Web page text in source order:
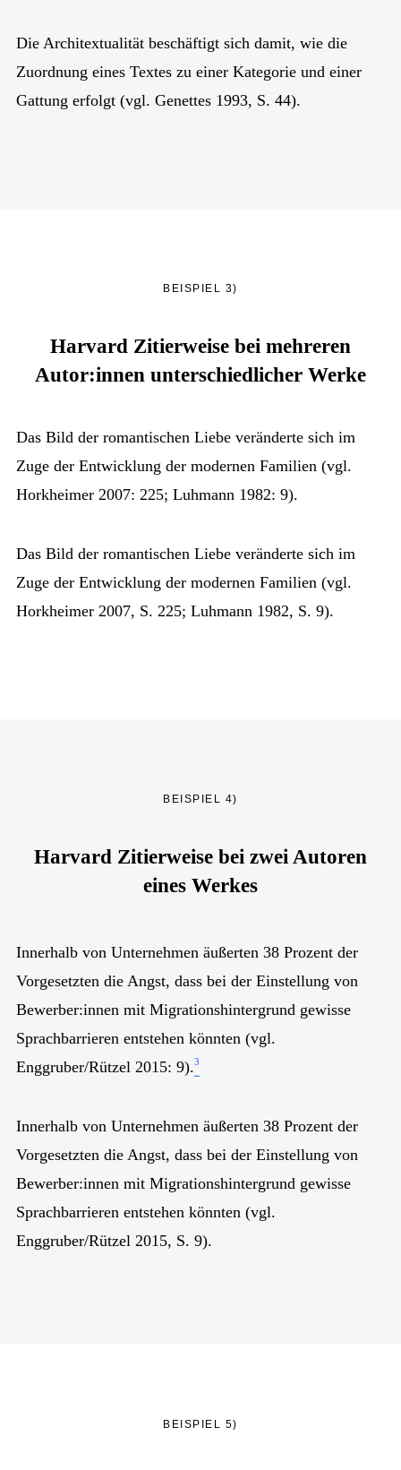
Die Architextualität beschäftigt sich damit, wie die
Zuordnung eines Textes zu einer Kategorie und einer
Gattung erfolgt (vgl. Genettes 1993, S. 44).
BEISPIEL 3)
Harvard Zitierweise bei mehreren
Autor:innen unterschiedlicher Werke
Das Bild der romantischen Liebe veränderte sich im
Zuge der Entwicklung der modernen Familien (vgl.
Horkheimer 2007: 225; Luhmann 1982: 9).
Das Bild der romantischen Liebe veränderte sich im
Zuge der Entwicklung der modernen Familien (vgl.
Horkheimer 2007, S. 225; Luhmann 1982, S. 9).
BEISPIEL 4)
Harvard Zitierweise bei zwei Autoren
eines Werkes
Innerhalb von Unternehmen äußerten 38 Prozent der
Vorgesetzten die Angst, dass bei der Einstellung von
Bewerber:innen mit Migrationshintergrund gewisse
Sprachbarrieren entstehen könnten (vgl.
Enggruber/Rützel 2015: 9).3
Innerhalb von Unternehmen äußerten 38 Prozent der
Vorgesetzten die Angst, dass bei der Einstellung von
Bewerber:innen mit Migrationshintergrund gewisse
Sprachbarrieren entstehen könnten (vgl.
Enggruber/Rützel 2015, S. 9).
BEISPIEL 5)